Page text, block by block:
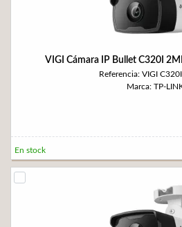
VIGI Cámara IP Bullet C320I
Referencia: VIGI
Marca: TP-
En stock